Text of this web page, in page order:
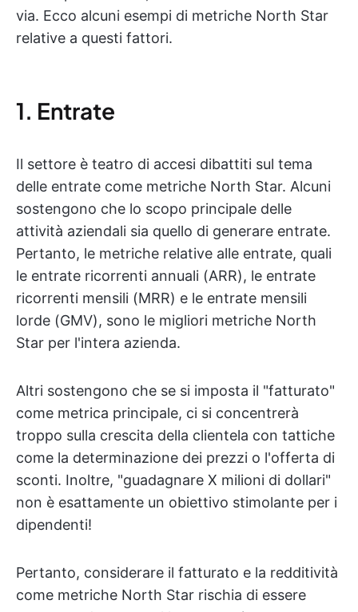
via. Ecco alcuni esempi di metriche North Star
relative a questi fattori.
1. Entrate
Il settore è teatro di accesi dibattiti sul tema
delle entrate come metriche North Star. Alcuni
sostengono che lo scopo principale delle
attività aziendali sia quello di generare entrate.
Pertanto, le metriche relative alle entrate, quali
le entrate ricorrenti annuali (ARR), le entrate
ricorrenti mensili (MRR) e le entrate mensili
lorde (GMV), sono le migliori metriche North
Star per l'intera azienda.
Altri sostengono che se si imposta il "fatturato"
come metrica principale, ci si concentrerà
troppo sulla crescita della clientela con tattiche
come la determinazione dei prezzi o l'offerta di
sconti. Inoltre, "guadagnare X milioni di dollari"
non è esattamente un obiettivo stimolante per i
dipendenti!
Pertanto, considerare il fatturato e la redditività
come metriche North Star rischia di essere